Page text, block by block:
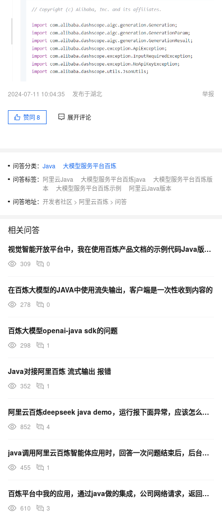
2024-07-11 10:04:35 发布于湖北 举报
赞同 8 展开评论
问答分类： Java
大模型服务平台百炼
问答标签： 阿里云Java 大模型服务平台百炼java
大模型服务平台百炼版
本
大模型服务平台百炼示例
阿里云Java版本
问答地址： 开发者社区 > 阿里云百炼 > 问答
相关问答
视觉智能开放平台中，我在使用百炼产品文档的示例代码Java版进行测试时有问题怎么解决?
309 0
在百炼大模型的JAVA中使用流失输出，客户端是一次性收到内容的
278 0
百炼大模型openai-java sdk的问题
298 1
Java对接阿里百炼 流式输出 报错
352 1
阿里云百炼deepseek java demo，运行报下面异常，应该怎么解决呢
852 4
java调用阿里云百炼智能体应用时，回答一次问题结束后，后台报错getOutputStream()
455 1
百炼平台中我的应用，通过java做的集成，公司网络请求，返回数据过慢。
610 3